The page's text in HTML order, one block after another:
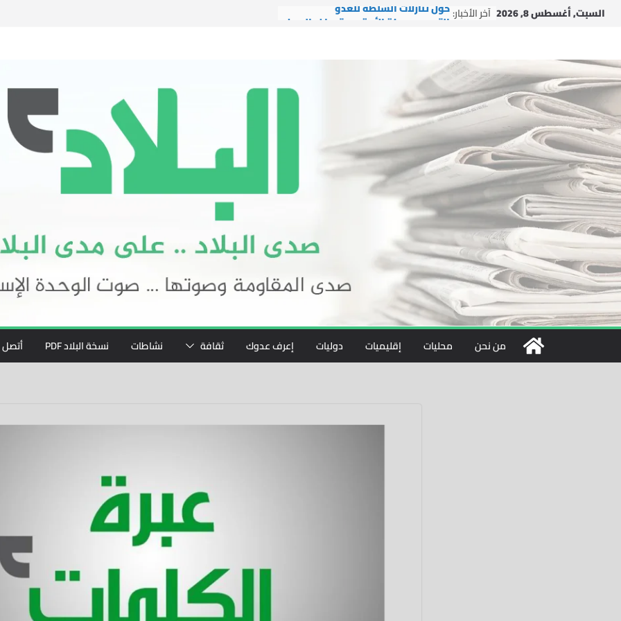
Skipالسبت, أغسطس 8, 2026 آخر الأخبار:حول تنازلات السلطة للعدو
“لبنانيون ضد التطبيع”
دار الشيخ جبري القرآنية تطلق شعار
دورتها الصيفية العاشرة: “بالقرآن
نبني جيل النصر والتمكين”
التجمع يستقبل وفداً من العتبة
الرضوية المقدسة
من نحن محليات إقليميات دوليات إعرف عدوك ثقافة نشاطات نسخة البلاد PDF أتصل